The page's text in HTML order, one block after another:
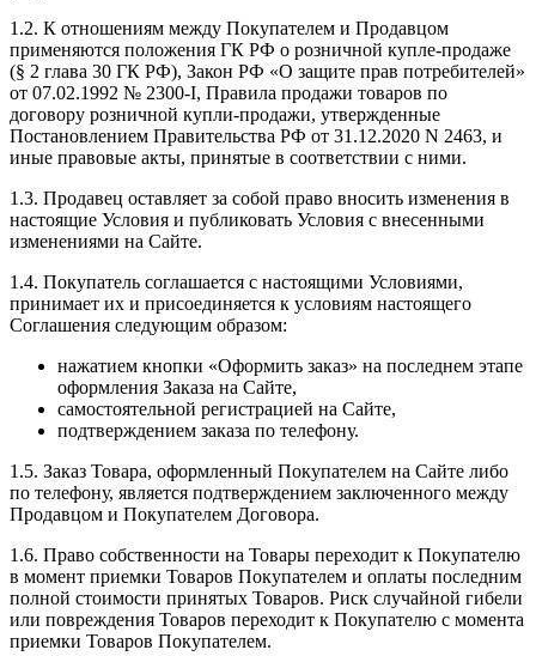
1.2. К отношениям между Покупателем и Продавцом
применяются положения ГК РФ о розничной купле-продаже
(§ 2 глава 30 ГК РФ), Закон РФ «О защите прав потребителей»
от 07.02.1992 № 2300-I, Правила продажи товаров по
договору розничной купли-продажи, утвержденные
Постановлением Правительства РФ от 31.12.2020 N 2463, и
иные правовые акты, принятые в соответствии с ними.
1.3. Продавец оставляет за собой право вносить изменения в
настоящие Условия и публиковать Условия с внесенными
изменениями на Сайте.
1.4. Покупатель соглашается с настоящими Условиями,
принимает их и присоединяется к условиям настоящего
Соглашения следующим образом:
нажатием кнопки «Оформить заказ» на последнем этапе
оформления Заказа на Сайте,
самостоятельной регистрацией на Сайте,
подтверждением заказа по телефону.
1.5. Заказ Товара, оформленный Покупателем на Сайте либо
по телефону, является подтверждением заключенного между
Продавцом и Покупателем Договора.
1.6. Право собственности на Товары переходит к Покупателю
в момент приемки Товаров Покупателем и оплаты последним
полной стоимости принятых Товаров. Риск случайной гибели
или повреждения Товаров переходит к Покупателю с момента
приемки Товаров Покупателем.